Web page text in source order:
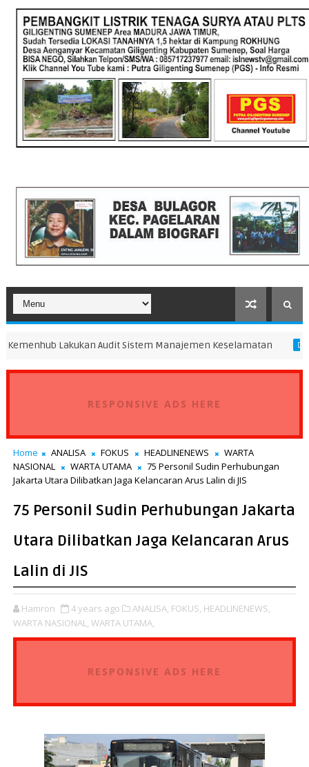
Audit Sistem Manajemen Keselamatan DAERAH
RESPONSIVE ADS HERE
Home ANALISA FOKUS HEADLINENEWS
WARTA
NASIONAL
WARTA UTAMA
75 Personil Sudin Perhubungan
Jakarta Utara Dilibatkan Jaga Kelancaran Arus Lalin di JIS
75 Personil Sudin Perhubungan Jakarta
Utara Dilibatkan Jaga Kelancaran Arus
Lalin di JIS
Hamron 4 years ago ANALISA, FOKUS, HEADLINENEWS,
WARTA NASIONAL, WARTA UTAMA,
RESPONSIVE ADS HERE